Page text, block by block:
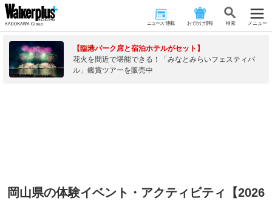
ニュース･連載 おでかけ情報 検 索 メニュー
【臨港パーク席と宿泊ホテルがセット】
花火を間近で堪能できる！「みなとみらいフェスティバ
ル」鑑賞ツアーを販売中
岡山県の体験イベント・アクティビティ【2026